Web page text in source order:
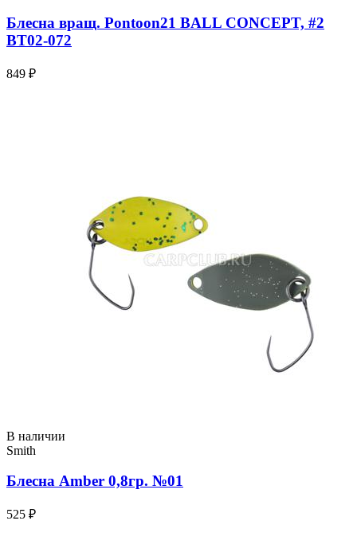
Блесна вращ. Pontoon21 BALL CONCEPT, #2
BT02-072
849 ₽
В наличии
Smith
Блесна Amber 0,8гр. №01
525 ₽